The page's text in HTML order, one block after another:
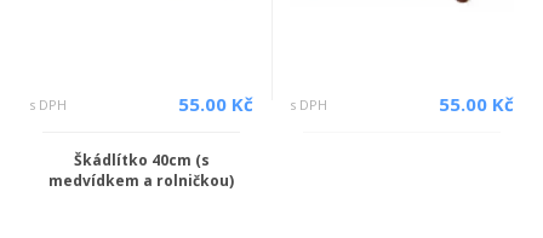
s DPH 55.00 Kč s DPH 55.00 Kč
Škádlítko 40cm (s
medvídkem a rolničkou)